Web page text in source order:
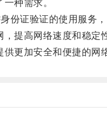
种需求。
证验证的使用服务，
高网络速度和稳定
加安全和便捷的网